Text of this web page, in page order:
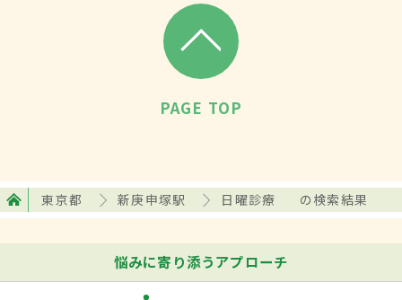
PAGE TOP
東京都 新庚申塚駅 日曜診療 の検索結果
悩みに寄り添うアプローチ